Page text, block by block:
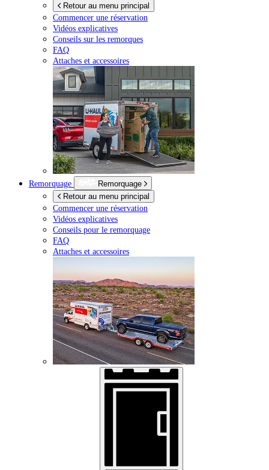
Retour au menu principal
Commencer une réservation
Vidéos explicatives
Conseils sur les remorques
FAQ
Attaches et accessoires
Remorquage
Remorquage
Retour au menu principal
Commencer une réservation
Vidéos explicatives
Conseils pour le remorquage
FAQ
Attaches et accessoires